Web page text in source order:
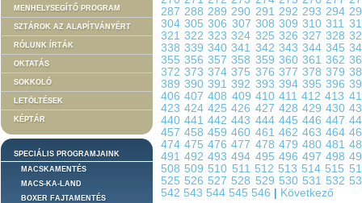
MENHELYSEGÍTŐ PROGRAM
SZTÁROK AZ ALAPÍTVÁNYÉRT
RÓLUNK ÍRTÁK
OKTATÁS
SOKKOLÓ
LETÖLTÉSEK
KÉPTÁR
SPECIÁLIS PROGRAMJAINK
MACSKAMENTÉS
MACS-KA-LAND
BOXER FAJTAMENTÉS
287288289290 291 292 293 294
304305306 307 308 309310311
321322323324 325 326 327 328
338339340341 342 343 344 345
355356357358 359 360 361 362
372373374375 376 377 378 379
389390391392 393 394 395 396
406407408 409 410 411412413
423424425426 427 428 429 430
440441442443 444 445 446 447
457458459460 461 462 463 464
474475476477 478 479 480 481
491492493494 495 496 497 498
508 509 510 511 512 513 514 515
525 526 527 528 529 530 531 532
542 543 544 545 546 Következő